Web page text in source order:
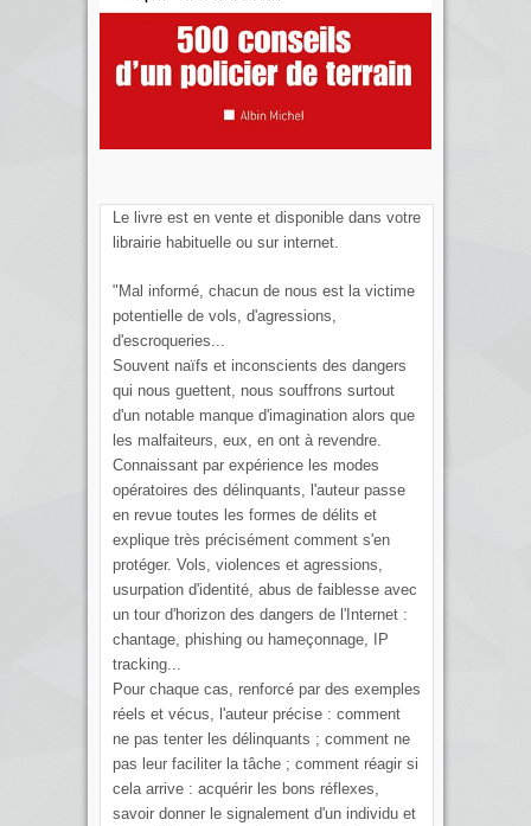
Le livre est en vente et disponible dans votre
librairie habituelle ou sur internet.
"Mal informé, chacun de nous est la victime
potentielle de vols, d'agressions,
d'escroqueries...
Souvent naïfs et inconscients des dangers
qui nous guettent, nous souffrons surtout
d'un notable manque d'imagination alors que
les malfaiteurs, eux, en ont à revendre.
Connaissant par expérience les modes
opératoires des délinquants, l'auteur passe
en revue toutes les formes de délits et
explique très précisément comment s'en
protéger. Vols, violences et agressions,
usurpation d'identité, abus de faiblesse avec
un tour d'horizon des dangers de l'Internet :
chantage, phishing ou hameçonnage, IP
tracking...
Pour chaque cas, renforcé par des exemples
réels et vécus, l'auteur précise : comment
ne pas tenter les délinquants ; comment ne
pas leur faciliter la tâche ; comment réagir si
cela arrive : acquérir les bons réflexes,
savoir donner le signalement d'un individu et